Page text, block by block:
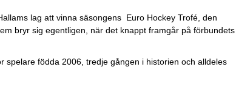
lag att vinna säsongens Euro Hockey Trofé, den
bryr sig egentligen, när det knappt framgår på förbundets
spelare födda 2006, tredje gången i historien och alldeles